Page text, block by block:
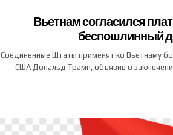
Вьетнам согласился
беспошлинный
Соединенные Штаты применят ко Вьетнаму
США Дональд Трамп, объявив о